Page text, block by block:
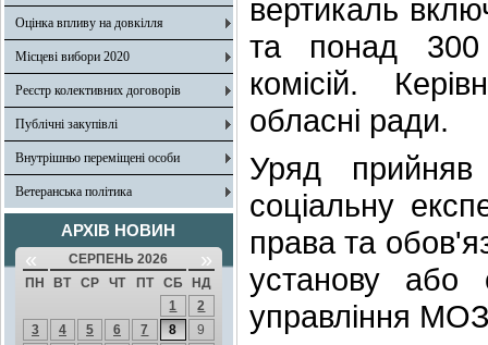
Оцінка впливу на довкілля
Місцеві вибори 2020
Реєстр колективних договорів
Публічні закупівлі
Внутрішньо переміщені особи
Ветеранська політика
АРХІВ НОВИН
« СЕРПЕНЬ 2026 »
ПН ВТ СР ЧТ ПТ СБ
НД
1
2
3
4 5 6 7 8
9
вертикаль
та понад 300
комісій.
обласні ради.
Уряд
соціальну
права та
установу або
управління